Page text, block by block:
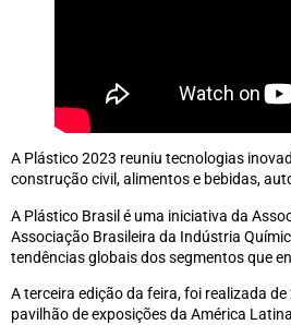
A Plástico 2023 reuniu tecnologias
construção civil, alimentos e bebidas,
A Plástico Brasil é uma iniciativa da
Associação Brasileira da Indústria
tendências globais dos segmentos que
A terceira edição da feira, foi realizada
pavilhão de exposições da América